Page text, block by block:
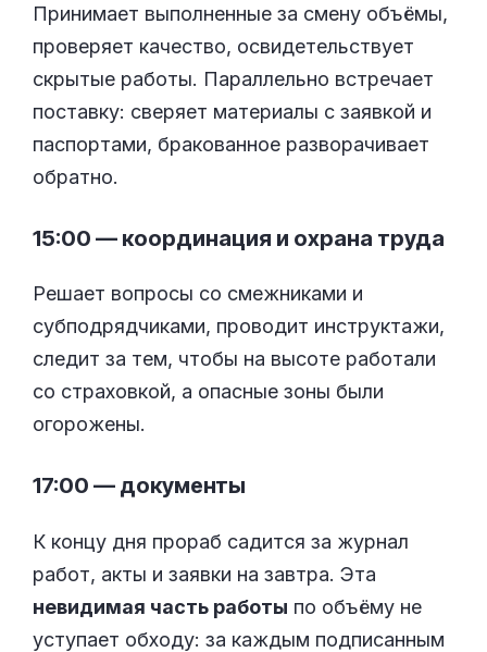
Принимает выполненные за смену объёмы,
проверяет качество, освидетельствует
скрытые работы. Параллельно встречает
поставку: сверяет материалы с заявкой и
паспортами, бракованное разворачивает
обратно.
15:00 — координация и охрана труда
Решает вопросы со смежниками и
субподрядчиками, проводит инструктажи,
следит за тем, чтобы на высоте работали
со страховкой, а опасные зоны были
огорожены.
17:00 — документы
К концу дня прораб садится за журнал
работ, акты и заявки на завтра. Эта
невидимая часть работы по объёму не
уступает обходу: за каждым подписанным